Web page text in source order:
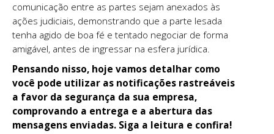
comunicação entre as partes sejam anexados às
ações judiciais, demonstrando que a parte lesada
tenha agido de boa fé e tentado negociar de forma
amigável, antes de ingressar na esfera jurídica.
Pensando nisso, hoje vamos detalhar como
você pode utilizar as notificações rastreáveis
a favor da segurança da sua empresa,
comprovando a entrega e a abertura das
mensagens enviadas. Siga a leitura e confira!